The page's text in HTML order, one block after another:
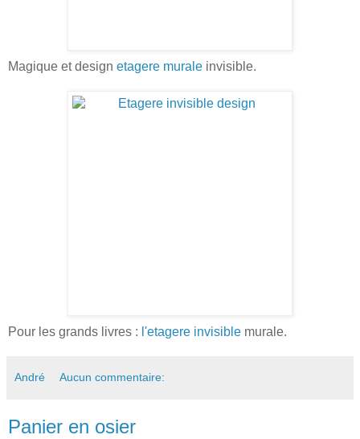
Magique et design etagere murale invisible.
Pour les grands livres : l'etagere invisible murale.
André Aucun commentaire:
Panier en osier